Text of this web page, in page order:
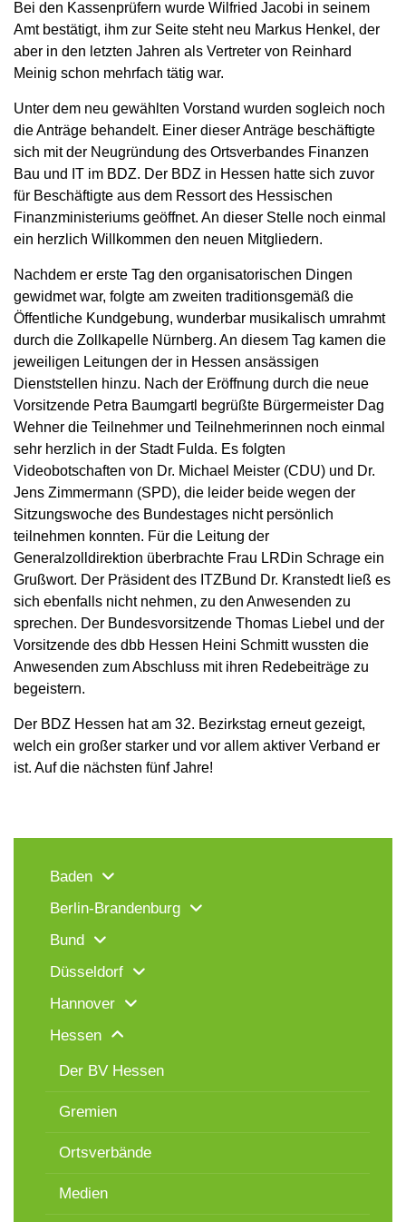
Bei den Kassenprüfern wurde Wilfried Jacobi in seinem
Amt bestätigt, ihm zur Seite steht neu Markus Henkel, der
aber in den letzten Jahren als Vertreter von Reinhard
Meinig schon mehrfach tätig war.
Unter dem neu gewählten Vorstand wurden sogleich noch
die Anträge behandelt. Einer dieser Anträge beschäftigte
sich mit der Neugründung des Ortsverbandes Finanzen
Bau und IT im BDZ. Der BDZ in Hessen hatte sich zuvor
für Beschäftigte aus dem Ressort des Hessischen
Finanzministeriums geöffnet. An dieser Stelle noch einmal
ein herzlich Willkommen den neuen Mitgliedern.
Nachdem er erste Tag den organisatorischen Dingen
gewidmet war, folgte am zweiten traditionsgemäß die
Öffentliche Kundgebung, wunderbar musikalisch umrahmt
durch die Zollkapelle Nürnberg. An diesem Tag kamen die
jeweiligen Leitungen der in Hessen ansässigen
Dienststellen hinzu. Nach der Eröffnung durch die neue
Vorsitzende Petra Baumgartl begrüßte Bürgermeister Dag
Wehner die Teilnehmer und Teilnehmerinnen noch einmal
sehr herzlich in der Stadt Fulda. Es folgten
Videobotschaften von Dr. Michael Meister (CDU) und Dr.
Jens Zimmermann (SPD), die leider beide wegen der
Sitzungswoche des Bundestages nicht persönlich
teilnehmen konnten. Für die Leitung der
Generalzolldirektion überbrachte Frau LRDin Schrage ein
Grußwort. Der Präsident des ITZBund Dr. Kranstedt ließ es
sich ebenfalls nicht nehmen, zu den Anwesenden zu
sprechen. Der Bundesvorsitzende Thomas Liebel und der
Vorsitzende des dbb Hessen Heini Schmitt wussten die
Anwesenden zum Abschluss mit ihren Redebeiträge zu
begeistern.
Der BDZ Hessen hat am 32. Bezirkstag erneut gezeigt,
welch ein großer starker und vor allem aktiver Verband er
ist. Auf die nächsten fünf Jahre!
Baden
Berlin-Brandenburg
Bund
Düsseldorf
Hannover
Hessen
Der BV Hessen
Gremien
Ortsverbände
Medien